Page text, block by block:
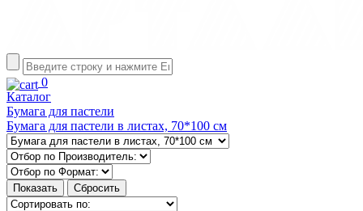
0
Каталог
Бумага для пастели
Бумага для пастели в листах, 70*100 см